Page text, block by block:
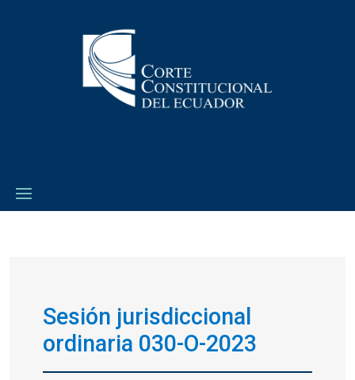
Sesión jurisdiccional
ordinaria 030-O-2023